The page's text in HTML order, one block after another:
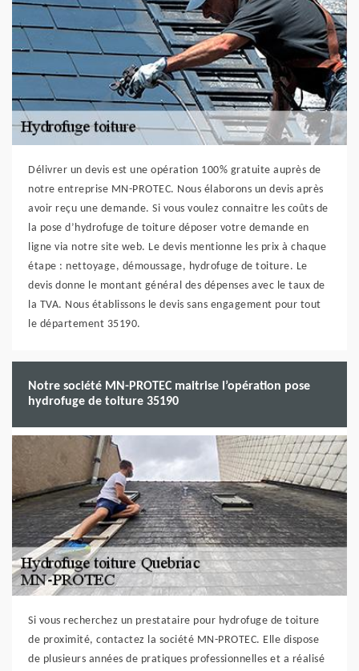
Délivrer un devis est une opération 100% gratuite auprès de
notre entreprise MN-PROTEC. Nous élaborons un devis après
avoir reçu une demande. Si vous voulez connaitre les coûts de
la pose d’hydrofuge de toiture déposer votre demande en
ligne via notre site web. Le devis mentionne les prix à chaque
étape : nettoyage, démoussage, hydrofuge de toiture. Le
devis donne le montant général des dépenses avec le taux de
la TVA. Nous établissons le devis sans engagement pour tout
le département 35190.
Notre société MN-PROTEC maitrise l’opération pose
hydrofuge de toiture 35190
Si vous recherchez un prestataire pour hydrofuge de toiture
de proximité, contactez la société MN-PROTEC. Elle dispose
de plusieurs années de pratiques professionnelles et a réalisé